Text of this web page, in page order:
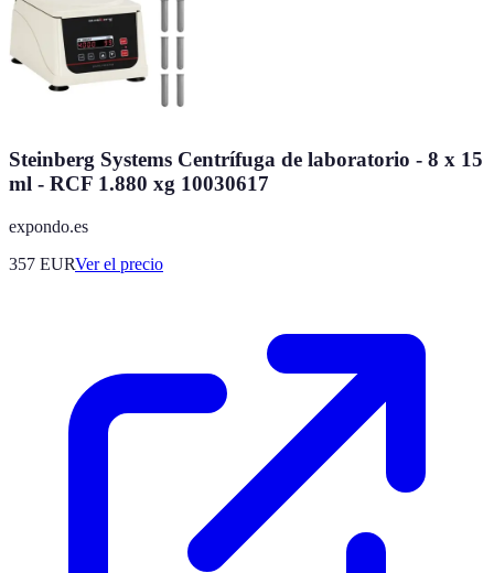
Steinberg Systems Centrífuga de laboratorio - 8 x 15
ml - RCF 1.880 xg 10030617
expondo.es
357 EURVer el precio